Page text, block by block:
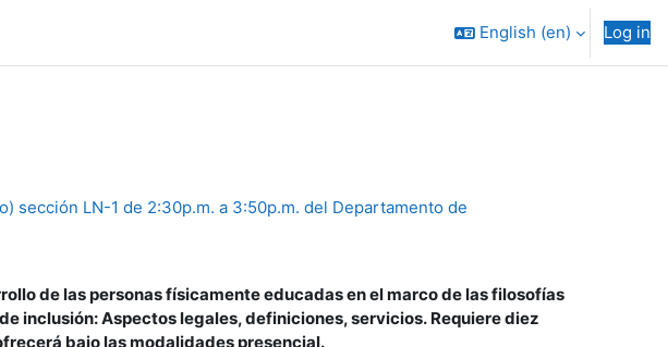
English ‎(en)‎ Log in
sección LN-1 de 2:30p.m. a 3:50p.m. del Departamento de
de las personas físicamente educadas en el marco de las filosofías
inclusión: Aspectos legales, definiciones, servicios. Requiere diez
bajo las modalidades presencial.